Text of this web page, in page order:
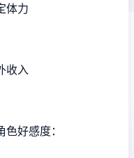
体力
收入
好感度：